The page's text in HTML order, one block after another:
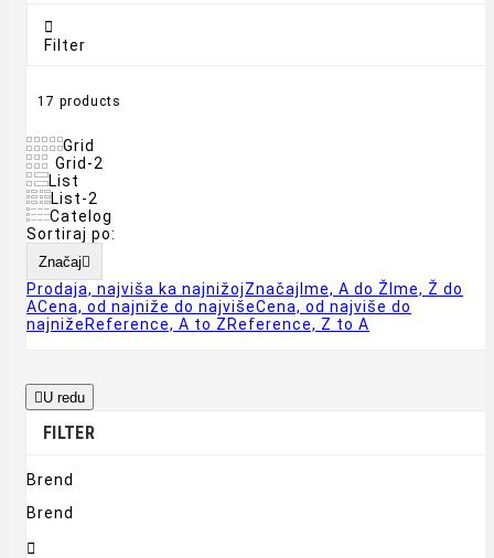

Filter
17 products
Grid
Grid-2
List
List-2
Catelog
Sortiraj po:
Značaj 
Prodaja, najviša ka najnižojZnačaj Ime, A do Ž Ime, Ž do
ACena, od najniže do najvišeCena, od najviše do
najniže Reference, A to Z Reference, Z to A
 U redu
FILTER
Brend
Brend
